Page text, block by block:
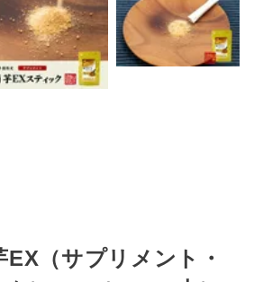
（サプリメント・